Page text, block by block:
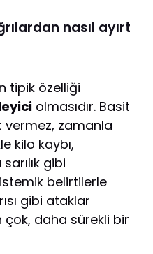
nasıl ayırt
tipik özelliği
olmasıdır. Basit
vermez, zamanla
kilo kaybı,
gibi
belirtilerle
gibi ataklar
daha sürekli bir